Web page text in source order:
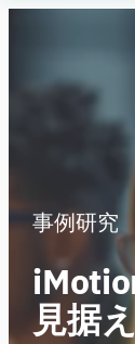
事例研究
見据